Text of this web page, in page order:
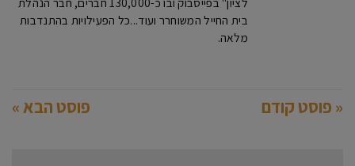
בית החייל המשוחרר ועוד...כל הפעילויות בהתנדבות
מלאה.
« פוסט קודם פוסט הבא »